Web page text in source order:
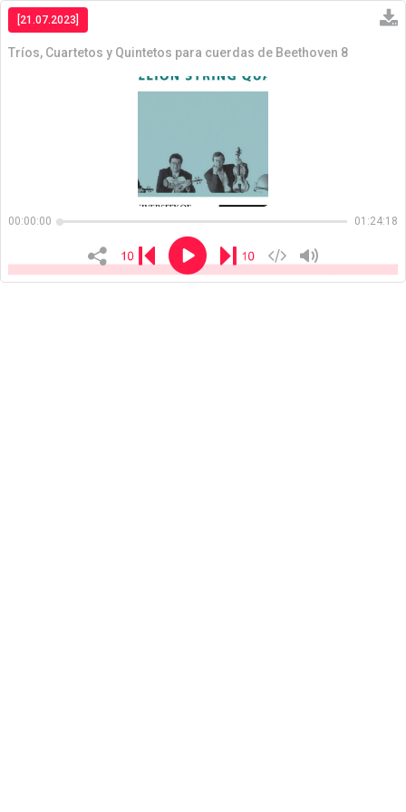
[21.07.2023]
Tríos, Cuartetos y Quintetos para cuerdas de Beethoven 8
00:00:00 01:24:18